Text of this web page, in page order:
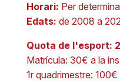
Horari: Per
Edats: de 2008 a
Quota de l'esport:
Matrícula: 30€ a la
1r quadrimestre: